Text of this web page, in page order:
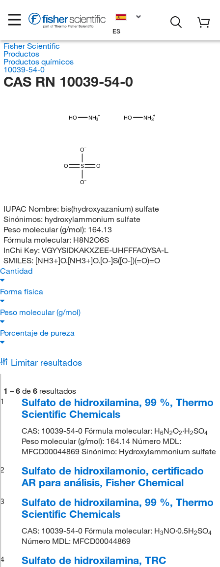
ES
Fisher Scientific
Productos
Productos químicos
10039-54-0
CAS RN 10039-54-0
NH3
HO NH3
HO
O
S
O
O
O
IUPAC Nombre: bis(hydroxyazanium) sulfate
Sinónimos: hydroxylammonium sulfate
Peso molecular (g/mol): 164.13
Fórmula molecular: H8N2O6S
InChi Key: VGYYSIDKAKXZEE-UHFFFAOYSA-L
SMILES: [NH3+]O.[NH3+]O.[O-]S([O-])(=O)=O
Cantidad
Forma física
Peso molecular (g/mol)
Porcentaje de pureza
Limitar resultados
1 – 6 de 6 resultados
1
Sulfato de hidroxilamina, 99 %, Thermo
Scientific Chemicals
CAS: 10039-54-0 Fórmula molecular: H6N2O2·H2SO4
Peso molecular (g/mol): 164.14 Número MDL:
MFCD00044869 Sinónimo: Hydroxylammonium sulfate
2
Sulfato de hidroxilamonio, certificado
AR para análisis, Fisher Chemical
3
Sulfato de hidroxilamina, 99 %, Thermo
Scientific Chemicals
CAS: 10039-54-0 Fórmula molecular: H3NO·0.5H2SO4
Número MDL: MFCD00044869
4
Sulfato de hidroxilamina, TRC